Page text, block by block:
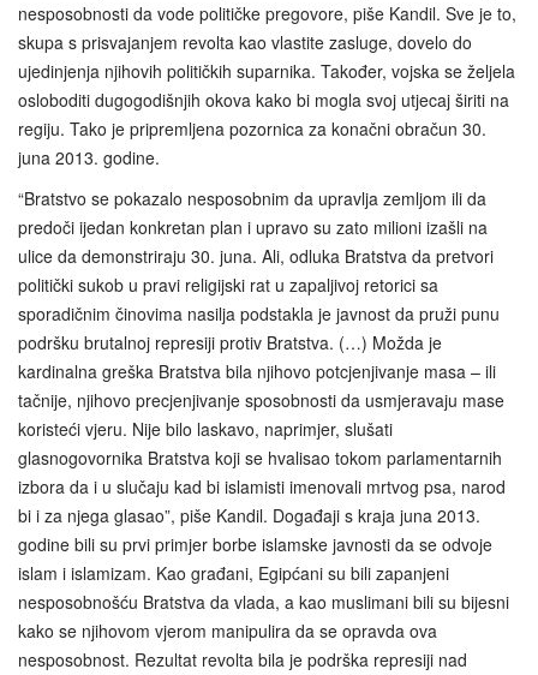
nesposobnosti da vode političke pregovore, piše Kandil. Sve je to,
skupa s prisvajanjem revolta kao vlastite zasluge, dovelo do
ujedinjenja njihovih političkih suparnika. Također, vojska se željela
osloboditi dugogodišnjih okova kako bi mogla svoj utjecaj širiti na
regiju. Tako je pripremljena pozornica za konačni obračun 30.
juna 2013. godine.
“Bratstvo se pokazalo nesposobnim da upravlja zemljom ili da
predoči ijedan konkretan plan i upravo su zato milioni izašli na
ulice da demonstriraju 30. juna. Ali, odluka Bratstva da pretvori
politički sukob u pravi religijski rat u zapaljivoj retorici sa
sporadičnim činovima nasilja podstakla je javnost da pruži punu
podršku brutalnoj represiji protiv Bratstva. (…) Možda je
kardinalna greška Bratstva bila njihovo potcjenjivanje masa – ili
tačnije, njihovo precjenjivanje sposobnosti da usmjeravaju mase
koristeći vjeru. Nije bilo laskavo, naprimjer, slušati
glasnogovornika Bratstva koji se hvalisao tokom parlamentarnih
izbora da i u slučaju kad bi islamisti imenovali mrtvog psa, narod
bi i za njega glasao”, piše Kandil. Događaji s kraja juna 2013.
godine bili su prvi primjer borbe islamske javnosti da se odvoje
islam i islamizam. Kao građani, Egipćani su bili zapanjeni
nesposobnošću Bratstva da vlada, a kao muslimani bili su bijesni
kako se njihovom vjerom manipulira da se opravda ova
nesposobnost. Rezultat revolta bila je podrška represiji nad